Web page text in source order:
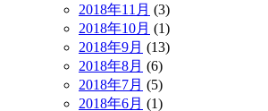
2018年11月 (3)
2018年10月 (1)
2018年9月 (13)
2018年8月 (6)
2018年7月 (5)
2018年6月 (1)